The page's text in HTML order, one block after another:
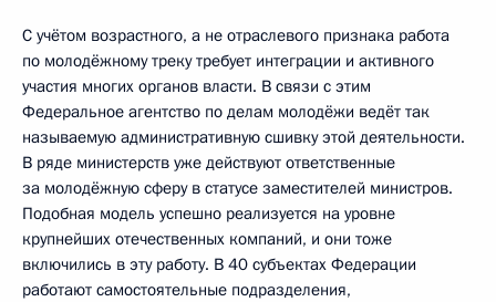
С учётом возрастного, а не отраслевого признака работа
по молодёжному треку требует интеграции и активного
участия многих органов власти. В связи с этим
Федеральное агентство по делам молодёжи ведёт так
называемую административную сшивку этой деятельности.
В ряде министерств уже действуют ответственные
за молодёжную сферу в статусе заместителей министров.
Подобная модель успешно реализуется на уровне
крупнейших отечественных компаний, и они тоже
включились в эту работу. В 40 субъектах Федерации
работают самостоятельные подразделения,